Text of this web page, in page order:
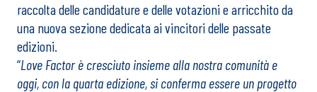
raccolta delle candidature e delle votazioni e arricchito da
una nuova sezione dedicata ai vincitori delle passate
edizioni.
“Love Factor è cresciuto insieme alla nostra comunità e
oggi, con la quarta edizione, si conferma essere un progetto